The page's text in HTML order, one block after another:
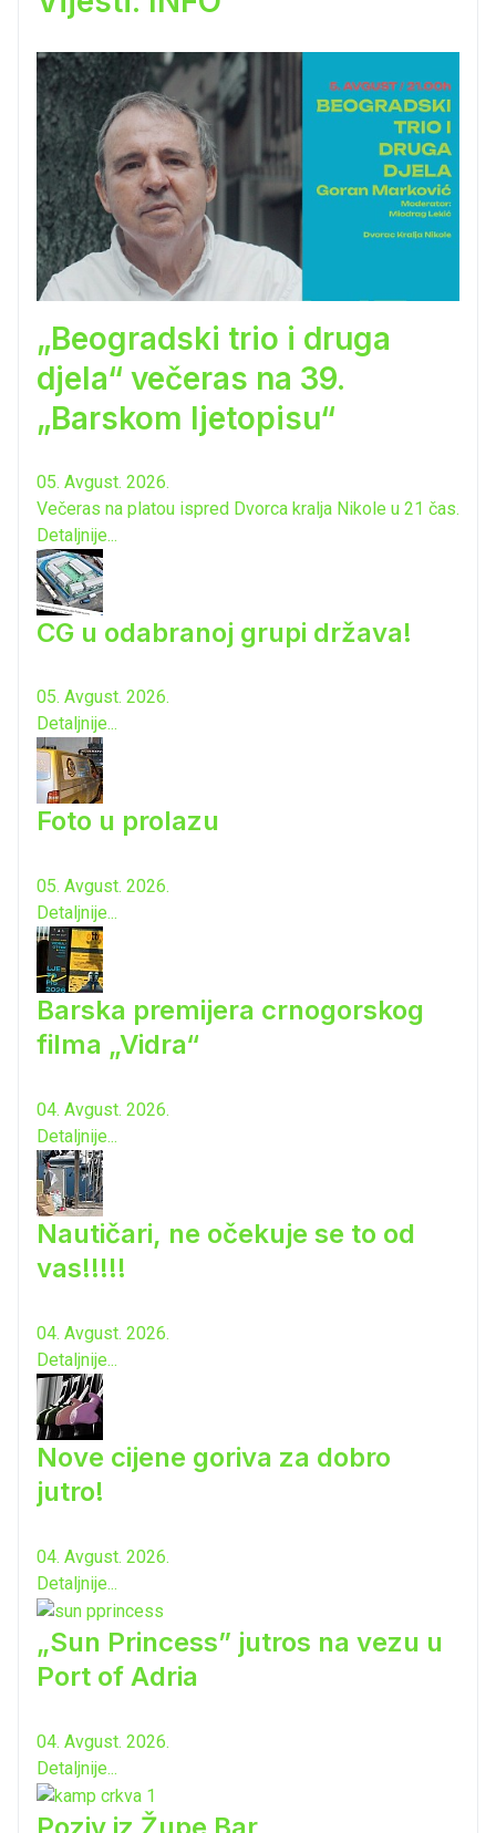
„Beogradski trio i druga
djela“ večeras na 39.
„Barskom ljetopisu“
05. Avgust. 2026.
Večeras na platou ispred Dvorca kralja Nikole u 21 čas.
Detaljnije...
CG u odabranoj grupi država!
05. Avgust. 2026.
Detaljnije...
Foto u prolazu
05. Avgust. 2026.
Detaljnije...
Barska premijera crnogorskog
filma „Vidra“
04. Avgust. 2026.
Detaljnije...
Nautičari, ne očekuje se to od
vas!!!!!
04. Avgust. 2026.
Detaljnije...
Nove cijene goriva za dobro
jutro!
04. Avgust. 2026.
Detaljnije...
„Sun Princess” jutros na vezu u
Port of Adria
04. Avgust. 2026.
Detaljnije...
Poziv iz Župe Bar